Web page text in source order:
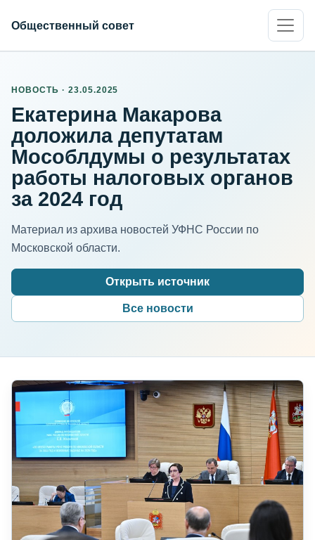
Общественный совет
НОВОСТЬ · 23.05.2025
Екатерина Макарова
доложила депутатам
Мособлдумы о результатах
работы налоговых органов
за 2024 год
Материал из архива новостей УФНС России по
Московской области.
Открыть источник
Все новости